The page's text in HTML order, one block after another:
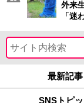
外来
「迷
最新記事
SNSトピ